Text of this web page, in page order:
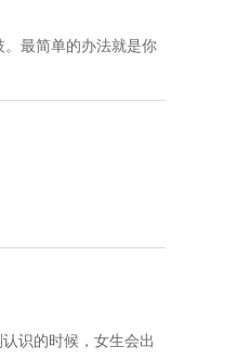
最简单的办法就是你
识的时候，女生会出